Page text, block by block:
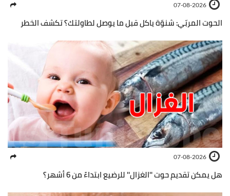
07-08-2026
الحوت المربّي: شنوّة ياكل قبل ما يوصل لطاولتك؟ تكشف الخطر
07-08-2026
هل يمكن تقديم حوت ''الغزال'' للرضيع ابتداءً من 6 أشهر؟